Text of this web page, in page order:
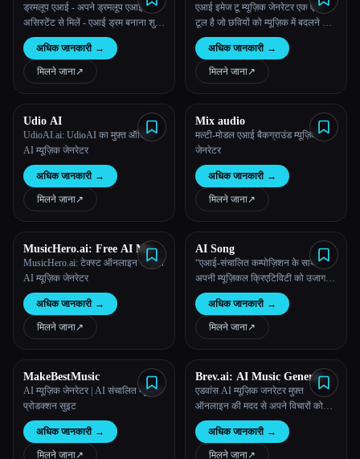
ड्रमलूप एआई - अपने ड्रमलूप एआई
असिस्टेंट से मिलें - एआई ड्रम बनाना शुरू
करें
अधिक जानकारी →
मिलने जाना↗︎
Generator
एआई इमेज टू म्यूज़िक जेनरेटर एक ऐसा
टूल है जो छवियों को म्यूज़िक में बदलने के
लिए आर्टिफिशियल इंटेलिजेंस का इस्तेमाल
करता हैअधिक जानकारी →
मिलने जाना↗︎
Udio AI
UdioAI.ai: UdioAI का मुफ़्त ऑडियो
AI म्यूज़िक जेनरेटर
अधिक जानकारी →
मिलने जाना↗︎
Mix audio
मल्टी-मोडल एआई बैकग्राउंड म्यूज़िक
जेनरेटर
अधिक जानकारी →
मिलने जाना↗︎
MusicHero.ai: Free AI Music
Generator from Text Online
MusicHero.ai: टेक्स्ट ऑनलाइन से मुफ़्त
AI म्यूज़िक जेनरेटर
अधिक जानकारी →
मिलने जाना↗︎
AI Song
“एआई-संचालित कम्पोज़िशन के साथ
अपनी म्यूज़िकल क्रिएटिविटी को उजागर
करें”
अधिक जानकारी →
मिलने जाना↗︎
MakeBestMusic
AI म्यूज़िक जेनरेटर | AI संचालित म्यूज़िक
प्रोडक्शन सुइट
अधिक जानकारी →
मिलने जाना↗︎
Brev.ai: AI Music Generator
Free Online
एडवांस AI म्यूज़िक जनरेटर मुफ़्त
ऑनलाइन की मदद से अपने विचारों को
तुरंत पेशेवर म्यूज़िक में बदलें।
अधिक जानकारी →
मिलने जाना↗︎